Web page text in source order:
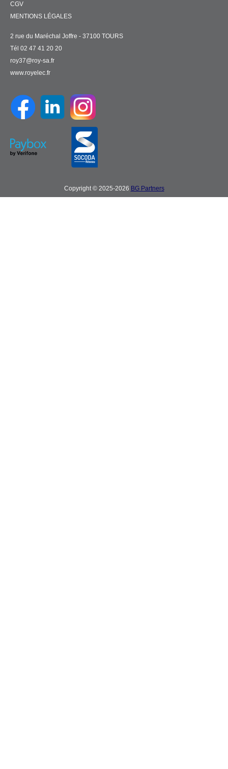
CGV
MENTIONS LÉGALES
2 rue du Maréchal Joffre - 37100 TOURS
Tél 02 47 41 20 20
roy37@roy-sa.fr
www.royelec.fr
Copyright © 2025-2026 BG Partners